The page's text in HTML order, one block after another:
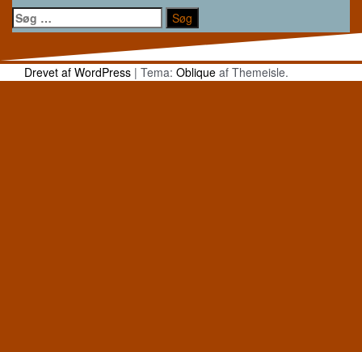
Søg
efter:
Drevet af WordPress | Tema: Oblique af Themeisle.